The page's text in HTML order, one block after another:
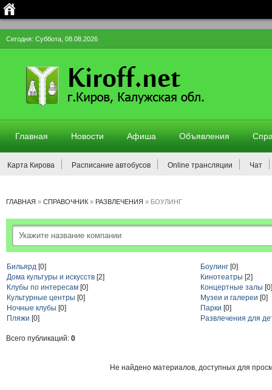
Сегодня: Суббота, 08.08.2026
Главная Новости Афиша Объявления
Карта Кирова Расписание автобусов Online трансляции Чат
ГЛАВНАЯ » СПРАВОЧНИК » РАЗВЛЕЧЕНИЯ » БОУЛИНГ
Бильярд [0] Боулинг [0]
Дома культуры и искусств [2] Кинотеатры [2]
Клубы по интересам [0] Концертные залы [0]
Культурные центры [0] Музеи и галереи [0]
Ночные клубы [0] Парки [0]
Пляжи [0] Развлечения для
Всего публикаций: 0
Не найдено материалов, доступных для